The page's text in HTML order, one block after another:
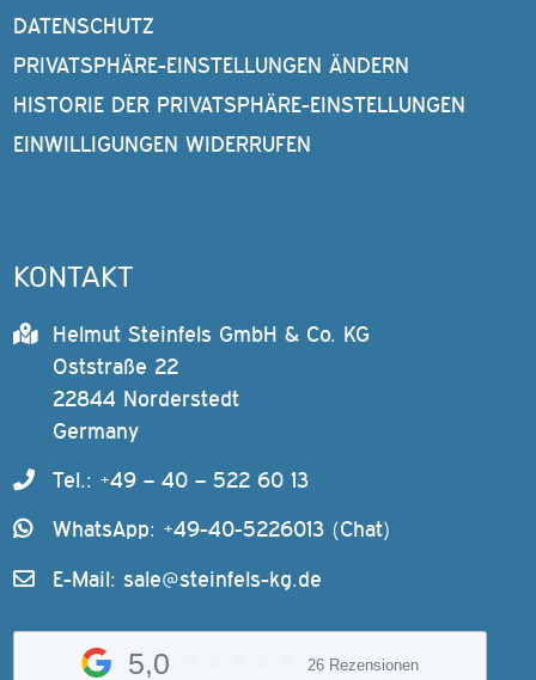
DATENSCHUTZ
PRIVATSPHÄRE-EINSTELLUNGEN ÄNDERN
HISTORIE DER PRIVATSPHÄRE-EINSTELLUNGEN
EINWILLIGUNGEN WIDERRUFEN
KONTAKT
Helmut Steinfels GmbH & Co. KG
Oststraße 22
22844 Norderstedt
Germany
Tel.: +49 – 40 – 522 60 13
WhatsApp: +49-40-5226013 (Chat)
E-Mail: sale@steinfels-kg.de
5,0 26 Rezensionen